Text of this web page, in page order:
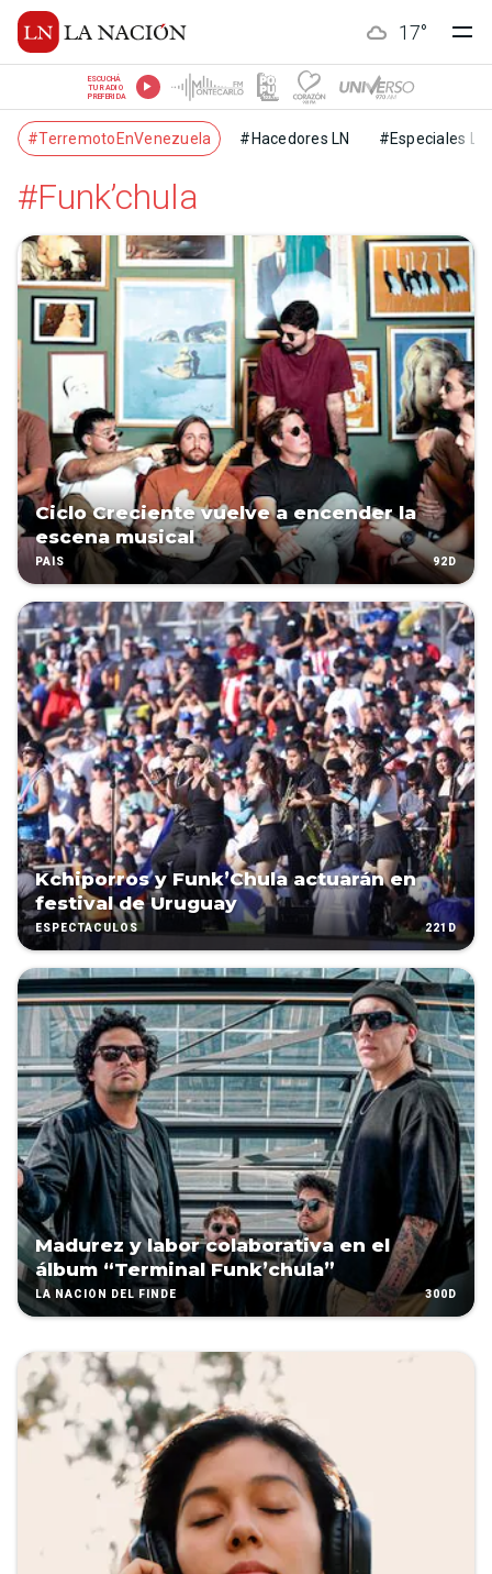
17°
ESCUCHÁ
TU RADIO
PREFERIDA
#TerremotoEnVenezuela #Hacedores LN #Especiales LN
#Funk’chula
Ciclo Creciente vuelve a encender la
escena musical
PAÍS 92D
Kchiporros y Funk’Chula actuarán en
festival de Uruguay
ESPECTÁCULOS 221D
Madurez y labor colaborativa en el
álbum “Terminal Funk’chula”
LA NACIÓN DEL FINDE 300D